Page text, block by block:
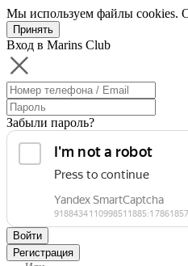
Мы используем файлы cookies.
Принять
Вход в Marins Club
Забыли пароль?
Войти
Регистрация